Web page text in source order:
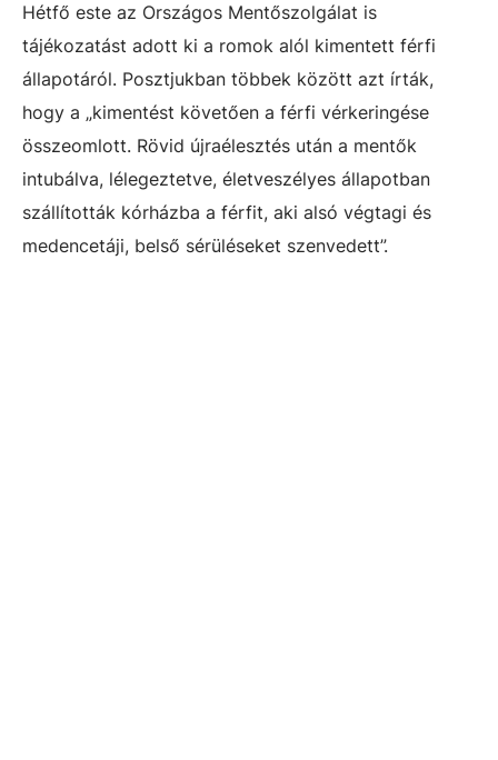
Hétfő este az Országos Mentőszolgálat is
tájékozatást adott ki a romok alól kimentett férfi
állapotáról. Posztjukban többek között azt írták,
hogy a „kimentést követően a férfi vérkeringése
összeomlott. Rövid újraélesztés után a mentők
intubálva, lélegeztetve, életveszélyes állapotban
szállították kórházba a férfit, aki alsó végtagi és
medencetáji, belső sérüléseket szenvedett”.